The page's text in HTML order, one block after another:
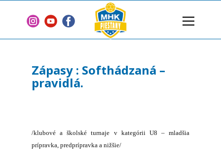
Domov
Tímy
Sponzori
Zmluvy
Zápasy : Softhádzaná –
pravidlá.
/klubové a školské turnaje v kategórii U8 – mladšia
prípravka, predprípravka a nižšie/